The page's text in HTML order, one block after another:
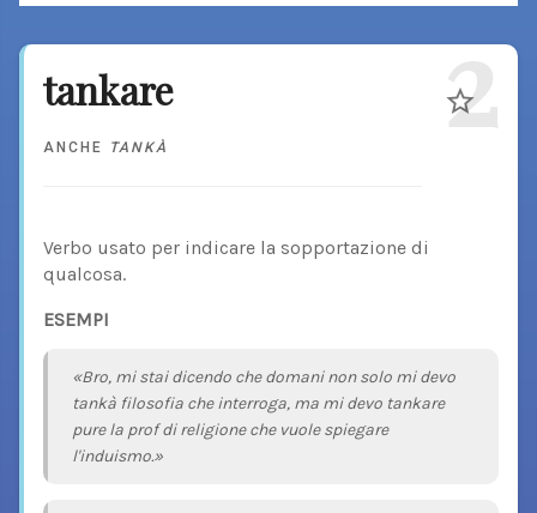
tankare
ANCHE TANKÀ 2
Verbo usato per indicare la sopportazione di
qualcosa.
ESEMPI
«Bro, mi stai dicendo che domani non solo mi devo
tankà filosofia che interroga, ma mi devo tankare
pure la prof di religione che vuole spiegare
l'induismo.»